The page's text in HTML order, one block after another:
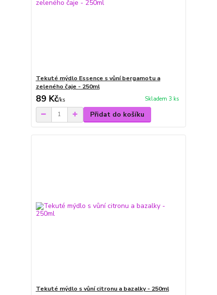
Tekuté mýdlo Essence s vůní bergamotu a
zeleného čaje - 250ml
89 Kč/ks Skladem 3 ks
Přidat do košíku
Tekuté mýdlo s vůní citronu a bazalky - 250ml